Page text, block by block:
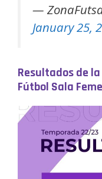
—
January 25,
Resultados de la
Fútbol Sala